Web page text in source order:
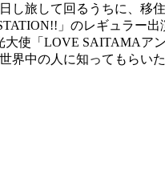
旅して回るうちに、移
」のレギュラー
使「LOVE SAITAMAア
中の人に知ってもらい